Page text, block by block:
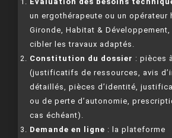
un ergothérapeute ou un opérateur
Gironde, Habitat &
cibler les travaux adaptés.
Constitution du dossier : pièces
(justificatifs de ressources, avis
détaillés, pièces d’identité,
ou de perte d’autonomie,
cas échéant).
Demande en ligne : la plateforme